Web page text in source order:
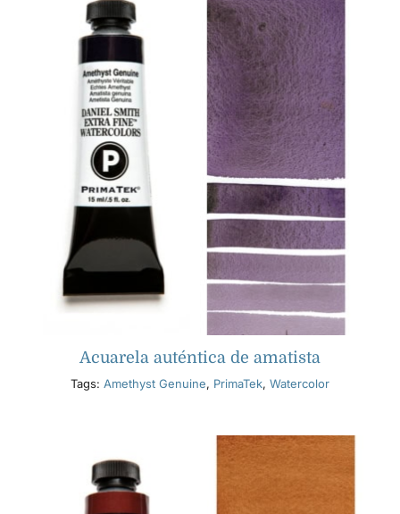
Acuarela auténtica de amatista
Tags: Amethyst Genuine, PrimaTek, Watercolor